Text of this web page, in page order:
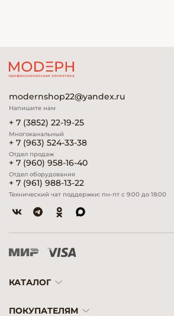
modernshop22@yandex.ru
Напишите нам
+ 7 (3852) 22-19-25
Многоканальный
+ 7 (963) 524-33-38
Отдел продаж
+ 7 (960) 958-16-40
Отдел оборудования
+ 7 (961) 988-13-22
Технический чат поддержки: пн-пт с 9:00 до 18:00
КАТАЛОГ
ПОКУПАТЕЛЯМ